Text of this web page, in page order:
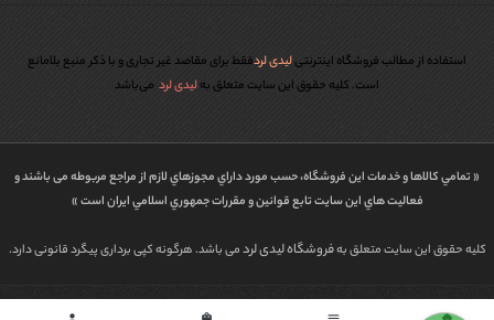
استفاده از مطالب فروشگاه اینترنتیلیدی لردفقط برای مقاصد غیر تجاری و با ذکر منبع بلامانع
است. کليه حقوق اين سايت متعلق بهلیدی لرد می‌باشد
« تمامي كالاها و خدمات اين فروشگاه، حسب مورد داراي مجوزهاي لازم از مراجع مربوطه می باشند و
فعاليت هاي اين سايت تابع قوانين و مقررات جمهوري اسلامي ايران است »
کلیه حقوق این سایت متعلق بهفروشگاه لیدی لردمی باشد. هرگونه کپی برداری پیگرد قانونی دارد.